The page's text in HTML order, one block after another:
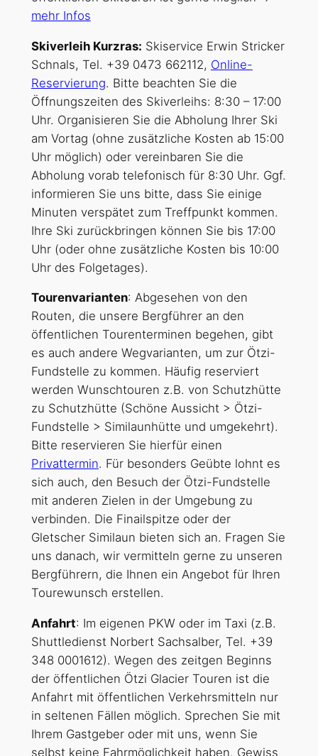
mehr Infos
Skiverleih Kurzras: Skiservice Erwin Stricker
Schnals, Tel. +39 0473 662112, Online-
Reservierung. Bitte beachten Sie die
Öffnungszeiten des Skiverleihs: 8:30 – 17:00
Uhr. Organisieren Sie die Abholung Ihrer Ski
am Vortag (ohne zusätzliche Kosten ab 15:00
Uhr möglich) oder vereinbaren Sie die
Abholung vorab telefonisch für 8:30 Uhr. Ggf.
informieren Sie uns bitte, dass Sie einige
Minuten verspätet zum Treffpunkt kommen.
Ihre Ski zurückbringen können Sie bis 17:00
Uhr (oder ohne zusätzliche Kosten bis 10:00
Uhr des Folgetages).
Tourenvarianten: Abgesehen von den
Routen, die unsere Bergführer an den
öffentlichen Tourenterminen begehen, gibt
es auch andere Wegvarianten, um zur Ötzi-
Fundstelle zu kommen. Häufig reserviert
werden Wunschtouren z.B. von Schutzhütte
zu Schutzhütte (Schöne Aussicht > Ötzi-
Fundstelle > Similaunhütte und umgekehrt).
Bitte reservieren Sie hierfür einen
Privattermin. Für besonders Geübte lohnt es
sich auch, den Besuch der Ötzi-Fundstelle
mit anderen Zielen in der Umgebung zu
verbinden. Die Finailspitze oder der
Gletscher Similaun bieten sich an. Fragen Sie
uns danach, wir vermitteln gerne zu unseren
Bergführern, die Ihnen ein Angebot für Ihren
Tourewunsch erstellen.
Anfahrt: Im eigenen PKW oder im Taxi (z.B.
Shuttledienst Norbert Sachsalber, Tel. +39
348 0001612). Wegen des zeitgen Beginns
der öffentlichen Ötzi Glacier Touren ist die
Anfahrt mit öffentlichen Verkehrsmitteln nur
in seltenen Fällen möglich. Sprechen Sie mit
Ihrem Gastgeber oder mit uns, wenn Sie
selbst keine Fahrmöglichkeit haben. Gewiss